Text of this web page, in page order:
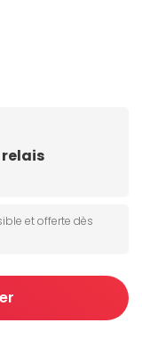
et offerte dès